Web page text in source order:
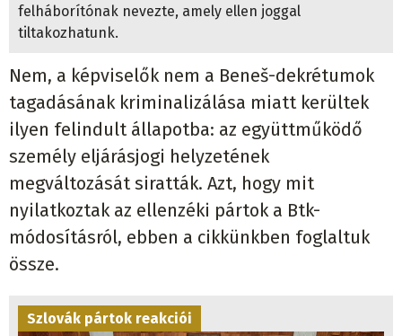
felháborítónak nevezte, amely ellen joggal
tiltakozhatunk.
Nem, a képviselők nem a Beneš-dekrétumok
tagadásának kriminalizálása miatt kerültek
ilyen felindult állapotba: az együttműködő
személy eljárásjogi helyzetének
megváltozását siratták. Azt, hogy mit
nyilatkoztak az ellenzéki pártok a Btk-
módosításról, ebben a cikkünkben foglaltuk
össze.
Szlovák pártok reakciói